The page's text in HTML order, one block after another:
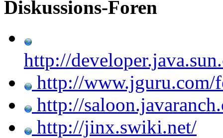
Diskussions-Foren
http://
http://www.jguru.com/
http://
http://jinx.swiki.net/